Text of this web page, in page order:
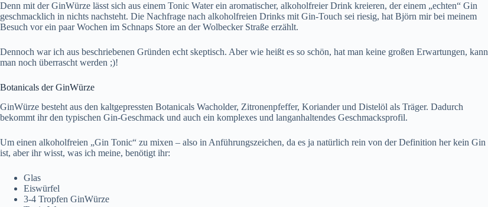
Denn mit der GinWürze lässt sich aus einem Tonic Water ein aromatischer, alkoholfreier Drink kreieren, der einem „echten“ Gin
geschmacklich in nichts nachsteht. Die Nachfrage nach alkoholfreien Drinks mit Gin-Touch sei riesig, hat Björn mir bei meinem
Besuch vor ein paar Wochen im Schnaps Store an der Wolbecker Straße erzählt.
Dennoch war ich aus beschriebenen Gründen echt skeptisch. Aber wie heißt es so schön, hat man keine großen Erwartungen, kann
man noch überrascht werden ;)!
Botanicals der GinWürze
GinWürze besteht aus den kaltgepressten Botanicals Wacholder, Zitronenpfeffer, Koriander und Distelöl als Träger. Dadurch
bekommt ihr den typischen Gin-Geschmack und auch ein komplexes und langanhaltendes Geschmacksprofil.
Um einen alkoholfreien „Gin Tonic“ zu mixen – also in Anführungszeichen, da es ja natürlich rein von der Definition her kein Gin
ist, aber ihr wisst, was ich meine, benötigt ihr:
Glas
Eiswürfel
3-4 Tropfen GinWürze